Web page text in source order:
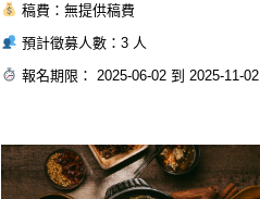
稿費：無提供稿費
預計徵募人數：3 人
報名期限： 2025-06-02 到 2025-11-02